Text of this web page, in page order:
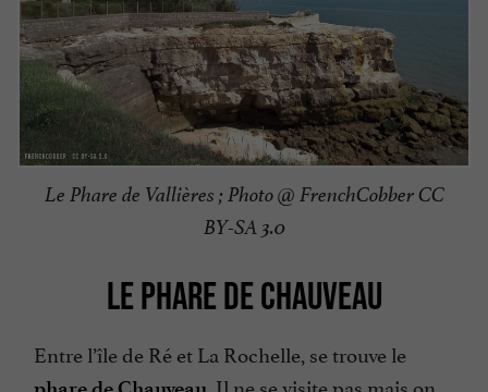
Le Phare de Vallières ; Photo @ FrenchCobber CC
BY-SA 3.0
LE PHARE DE CHAUVEAU
Entre l’île de Ré et La Rochelle, se trouve le
. Il ne se visite pas mais on